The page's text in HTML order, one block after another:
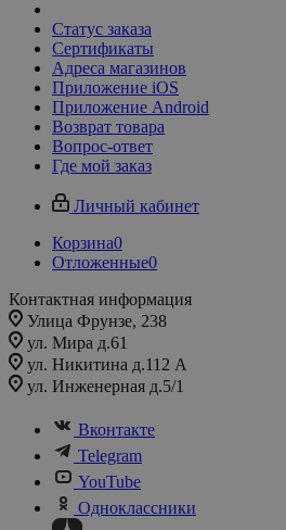
Статус заказа
Сертификаты
Адреса магазинов
Приложение iOS
Приложение Android
Возврат товара
Вопрос-ответ
Где мой заказ
Личный кабинет
Корзина0
Отложенные0
Контактная информация
Улица Фрунзе, 238​
ул. Мира д.61
ул. Никитина д.112 А
ул. Инженерная д.5/1
Вконтакте
Telegram
YouTube
Одноклассники